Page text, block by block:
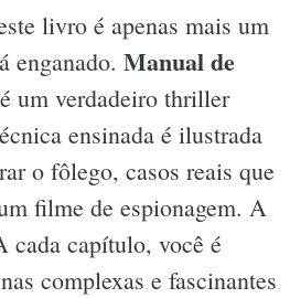
livro é apenas mais um
enganado. Manual de
é um verdadeiro thriller
ensinada é ilustrada
o fôlego, casos reais que
filme de espionagem. A
cada capítulo, você é
complexas e fascinantes